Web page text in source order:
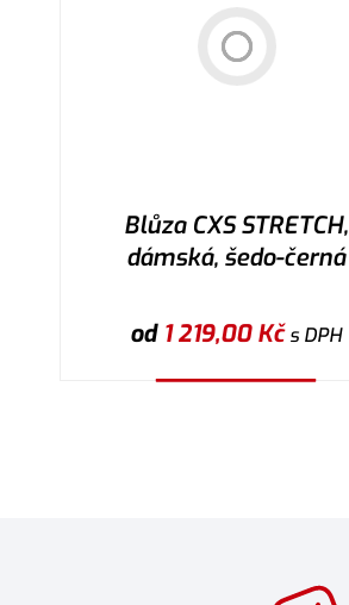
Blůza CXS STRETCH,
dámská, šedo-černá
od 1 219,00Kčs DPH